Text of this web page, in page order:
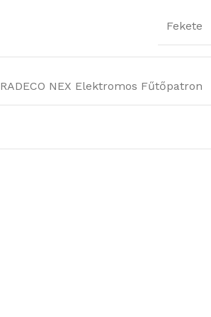
Fekete
RADECO NEX Elektromos Fűtőpatron